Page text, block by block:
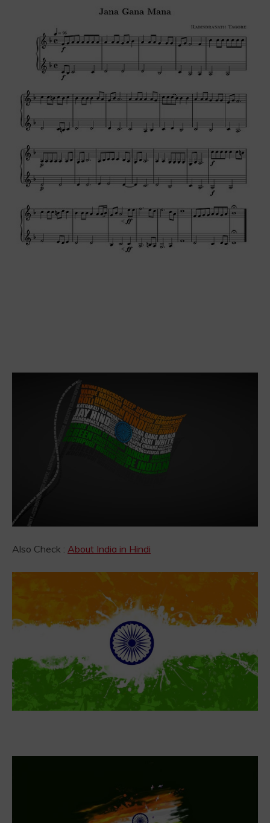
Also Check : About India in Hindi